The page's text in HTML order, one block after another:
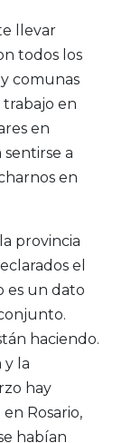
llevar
todos los
comunas
en
en
a
en
provincia
el
es un dato
haciendo.
y la
hay
Rosario,
habían